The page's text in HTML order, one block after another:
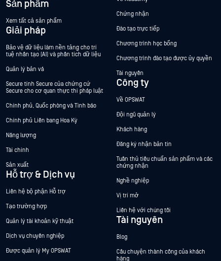
Sản phẩm
Xem tất cả sản phẩm
Giải pháp
Bảo vệ dữ liệu làm nền tảng cho trí
tuệ nhân tạo (AI) và phân tích dữ liệu
Quản lý bản vá
Secure tính Secure của chứng cứ
Secure cho cơ quan thực thi pháp luật
Chính phủ, Quốc phòng và Tình báo
Chính phủ Liên bang Hoa Kỳ
Năng lượng
Tài chính
Sản xuất
Hỗ trợ & Dịch vụ
Liên hệ bộ phận Hỗ trợ
Tạo trường hợp
Quản lý tài khoản kỹ thuật
Dịch vụ chuyên nghiệp
Được quản lý My OPSWAT
Chứng nhận
Đào tạo trực tiếp
Chương trình học bổng
Chương trình đào tạo được ủy quyền
Tài nguyên
Công ty
Về OPSWAT
Đội ngũ quản lý
Khách hàng
Đăng ký nhận bản tin
Tuân thủ tiêu chuẩn sản phẩm và các
chứng nhận
Nghề nghiệp
Vị trí mở
Liên hệ với chúng tôi
Tài nguyên
Blog
Câu chuyện thành công của khách
hàng